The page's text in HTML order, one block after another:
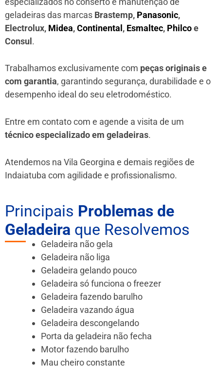
geladeiras das marcas Brastemp, Panasonic,
Electrolux, Midea,Continental, Esmaltec, Philcoe
Consul.
Trabalhamos exclusivamente com peças originais e
com garantia, garantindo segurança, durabilidade e o
desempenho ideal do seu eletrodoméstico.
Entre em contato com e agende a visita de um
técnico especializado em geladeiras.
Atendemos na Vila Georgina e demais regiões de
Indaiatuba com agilidade e profissionalismo.
Principais Problemas de
Geladeira que Resolvemos
Geladeira não gela
Geladeira não liga
Geladeira gelando pouco
Geladeira só funciona o freezer
Geladeira fazendo barulho
Geladeira vazando água
Geladeira descongelando
Porta da geladeira não fecha
Motor fazendo barulho
Mau cheiro constante